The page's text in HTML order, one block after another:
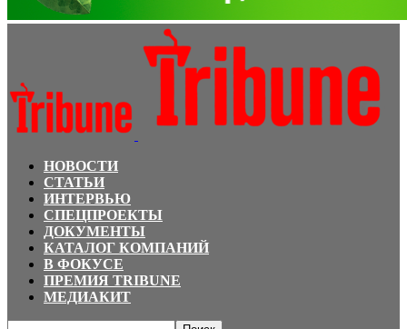
НОВОСТИ
СТАТЬИ
ИНТЕРВЬЮ
СПЕЦПРОЕКТЫ
ДОКУМЕНТЫ
КАТАЛОГ КОМПАНИЙ
В ФОКУСЕ
ПРЕМИЯ TRIBUNE
МЕДИАКИТ